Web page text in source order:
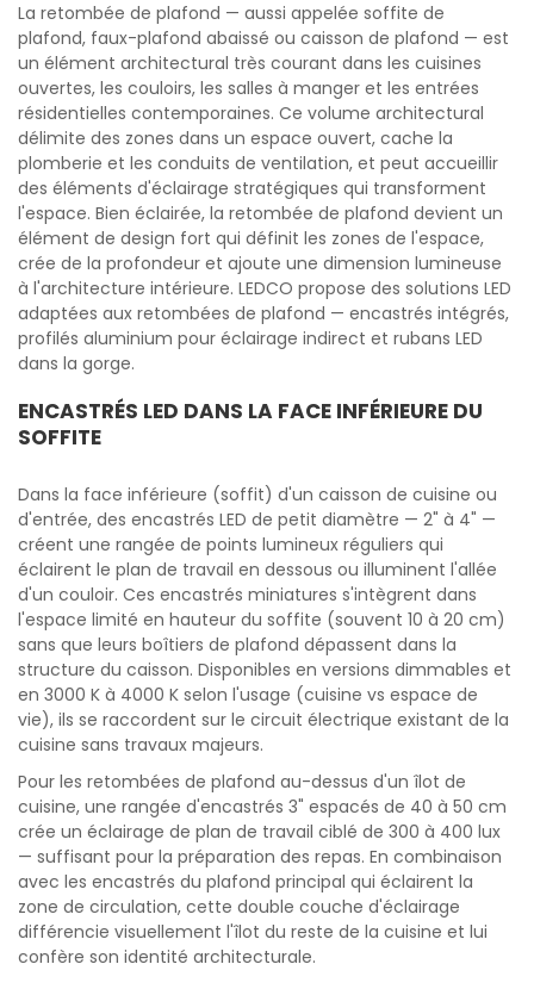
La retombée de plafond — aussi appelée soffite de
plafond, faux-plafond abaissé ou caisson de plafond — est
un élément architectural très courant dans les cuisines
ouvertes, les couloirs, les salles à manger et les entrées
résidentielles contemporaines. Ce volume architectural
délimite des zones dans un espace ouvert, cache la
plomberie et les conduits de ventilation, et peut accueillir
des éléments d'éclairage stratégiques qui transforment
l'espace. Bien éclairée, la retombée de plafond devient un
élément de design fort qui définit les zones de l'espace,
crée de la profondeur et ajoute une dimension lumineuse
à l'architecture intérieure. LEDCO propose des solutions LED
adaptées aux retombées de plafond — encastrés intégrés,
profilés aluminium pour éclairage indirect et rubans LED
dans la gorge.
ENCASTRÉS LED DANS LA FACE INFÉRIEURE DU
SOFFITE
Dans la face inférieure (soffit) d'un caisson de cuisine ou
d'entrée, des encastrés LED de petit diamètre — 2" à 4" —
créent une rangée de points lumineux réguliers qui
éclairent le plan de travail en dessous ou illuminent l'allée
d'un couloir. Ces encastrés miniatures s'intègrent dans
l'espace limité en hauteur du soffite (souvent 10 à 20 cm)
sans que leurs boîtiers de plafond dépassent dans la
structure du caisson. Disponibles en versions dimmables et
en 3000 K à 4000 K selon l'usage (cuisine vs espace de
vie), ils se raccordent sur le circuit électrique existant de la
cuisine sans travaux majeurs.
Pour les retombées de plafond au-dessus d'un îlot de
cuisine, une rangée d'encastrés 3" espacés de 40 à 50 cm
crée un éclairage de plan de travail ciblé de 300 à 400 lux
— suffisant pour la préparation des repas. En combinaison
avec les encastrés du plafond principal qui éclairent la
zone de circulation, cette double couche d'éclairage
différencie visuellement l'îlot du reste de la cuisine et lui
confère son identité architecturale.